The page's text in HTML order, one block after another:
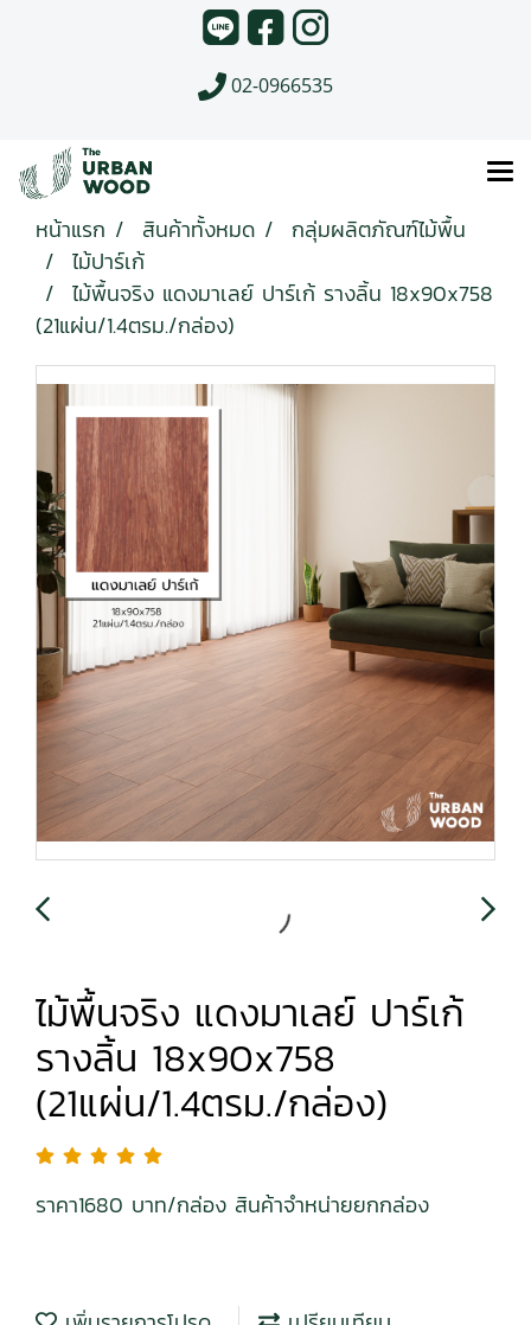
02-0966535
หน้าแรก สินค้าทั้งหมด
กลุ่มผลิตภัณฑ์ไม้พื้น
ไม้ปาร์เก้
ไม้พื้นจริง แดงมาเลย์ ปาร์เก้ รางลิ้น 18x90x758
(21แผ่น/1.4ตรม./กล่อง)
ไม้พื้นจริง แดงมาเลย์ ปาร์เก้
รางลิ้น 18x90x758
(21แผ่น/1.4ตรม./กล่อง)
ราคา1680 บาท/กล่อง สินค้าจำหน่ายยกกล่อง